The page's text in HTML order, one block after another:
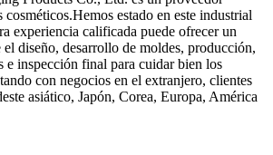
cosméticos.Hemos estado en este industrial
experiencia calificada puede ofrecer un
diseño, desarrollo de moldes, producción,
e inspección final para cuidar bien los
con negocios en el extranjero, clientes
asiático, Japón, Corea, Europa, América